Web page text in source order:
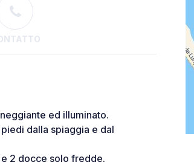
ed illuminato.
dalla spiaggia e dal
2 docce solo fredde.